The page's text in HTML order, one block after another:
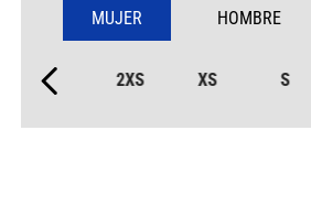
MUJER HOMBRE
2XS XS S